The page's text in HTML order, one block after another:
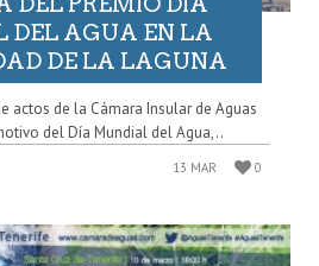
DEL AGUA EN LA
DE LA LAGUNA
actos de la Cámara Insular de Aguas
del Día Mundial del Agua,..
13 MAR 0